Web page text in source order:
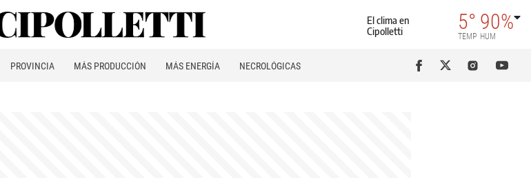
El clima en
Cipolletti
5°
TEMP
90%
HUM
PROVINCIA MÁS PRODUCCIÓN MÁS ENERGÍA NECROLÓGICAS